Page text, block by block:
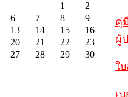
1
2
6 7 8
9
13 14 15
16
20 21 22
23
27 28 29
30
คู่
ผู้
ใ
เ